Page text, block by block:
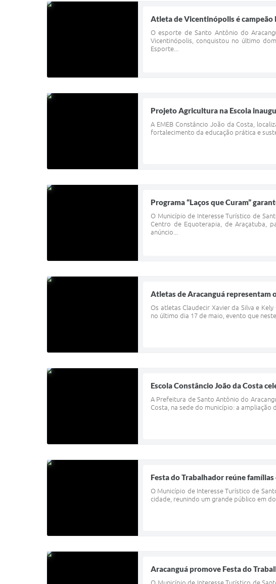
Atleta de Vicentinópolis é campeão
O esporte de Santo Antônio do
Vicentinópolis, conquistou no último
Esporte...
Projeto Agricultura na Escola
A EMEB Constâncio João da Costa,
fortalecimento da educação prática e
Programa “Laços que Curam”
O Município de Interesse Turístico de
Centro de Equoterapia, de Araçatuba,
anúncio...
Atletas de Aracanguá representam
Os atletas Claudecir Xavier da Silva e
no último dia 17 de maio, evento que
Escola Constâncio João da Costa
A Prefeitura de Santo Antônio do
Costa, na sede do município: a ampliação
Festa do Trabalhador reúne
O Município de Interesse Turístico de
cidade, reunindo um grande público em
Aracanguá promove Festa do
O Município de Interesse Turístico de